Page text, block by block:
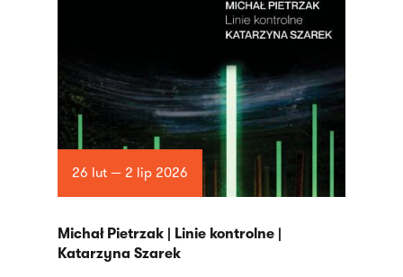
26 lut — 2 lip 2026
Michał Pietrzak | Linie kontrolne |
Katarzyna Szarek